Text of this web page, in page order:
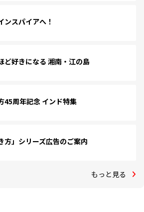
ンスパイアへ！
ど好きになる 湘南・江の島
45周年記念 インド特集
方」シリーズ広告のご案内
もっと見る